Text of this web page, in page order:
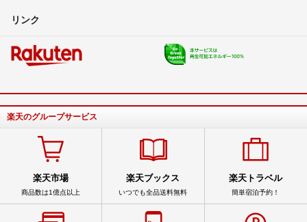
リンク
楽天のグループサービス
楽天市場
商品数は1億点以上
楽天ブックス
いつでも全品送料無料
楽天トラベル
簡単宿泊予約！